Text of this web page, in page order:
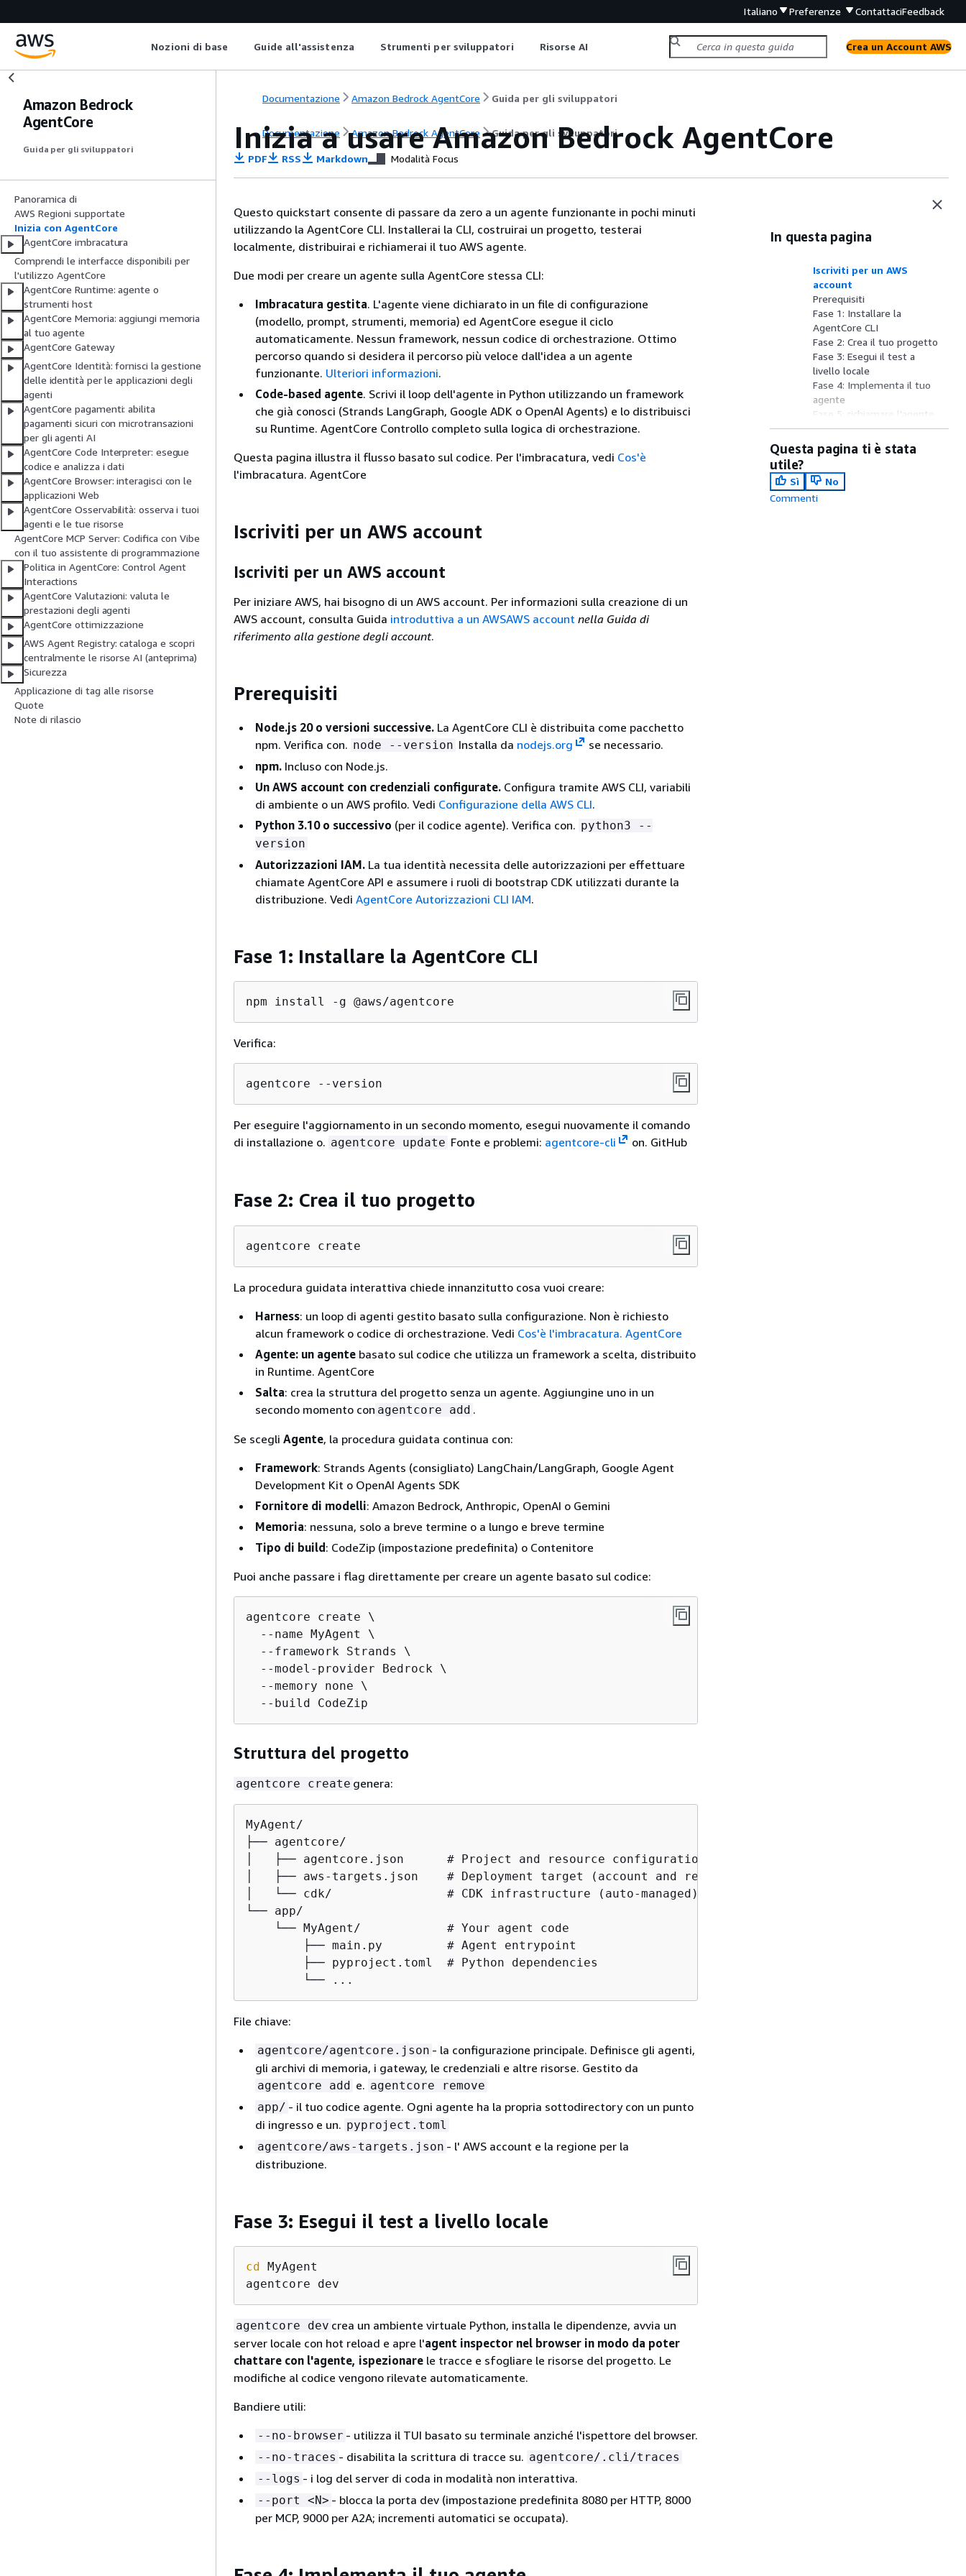
Italiano Preferenze ContattaciFeedback
Nozioni di base Guide all'assistenza Strumenti per sviluppatori Risorse AI Crea un Account AWS
Amazon Bedrock
AgentCore
Guida per gli sviluppatori
Panoramica di
AWS Regioni supportate
Inizia con AgentCore
AgentCore imbracatura
Comprendi le interfacce disponibili per
l'utilizzo AgentCore
AgentCore Runtime: agente o
strumenti host
AgentCore Memoria: aggiungi memoria
al tuo agente
AgentCore Gateway
AgentCore Identità: fornisci la gestione
delle identità per le applicazioni degli
agenti
AgentCore pagamenti: abilita
pagamenti sicuri con microtransazioni
per gli agenti AI
AgentCore Code Interpreter: esegue
codice e analizza i dati
AgentCore Browser: interagisci con le
applicazioni Web
AgentCore Osservabilità: osserva i tuoi
agenti e le tue risorse
AgentCore MCP Server: Codifica con Vibe
con il tuo assistente di programmazione
Politica in AgentCore: Control Agent
Interactions
AgentCore Valutazioni: valuta le
prestazioni degli agenti
AgentCore ottimizzazione
AWS Agent Registry: cataloga e scopri
centralmente le risorse AI (anteprima)
Sicurezza
Applicazione di tag alle risorse
Quote
Note di rilascio
Documentazione Amazon Bedrock AgentCore Guida per gli sviluppatori
Documentazione Amazon Bedrock AgentCore Guida per gli sviluppatori
Inizia a usare Amazon Bedrock AgentCore
PDF RSS Markdown Modalità Focus
Questo quickstart consente di passare da zero a un agente funzionante in pochi minuti
utilizzando la AgentCore CLI. Installerai la CLI, costruirai un progetto, testerai
localmente, distribuirai e richiamerai il tuo AWS agente.
Due modi per creare un agente sulla AgentCore stessa CLI:
Imbracatura gestita. L'agente viene dichiarato in un file di configurazione
(modello, prompt, strumenti, memoria) ed AgentCore esegue il ciclo
automaticamente. Nessun framework, nessun codice di orchestrazione. Ottimo
percorso quando si desidera il percorso più veloce dall'idea a un agente
funzionante. Ulteriori informazioni.
Code-based agente. Scrivi il loop dell'agente in Python utilizzando un framework
che già conosci (Strands LangGraph, Google ADK o OpenAI Agents) e lo distribuisci
su Runtime. AgentCore Controllo completo sulla logica di orchestrazione.
Questa pagina illustra il flusso basato sul codice. Per l'imbracatura, vedi Cos'è
l'imbracatura. AgentCore
Iscriviti per un AWS account
Iscriviti per un AWS account
Per iniziare AWS, hai bisogno di un AWS account. Per informazioni sulla creazione di un
AWS account, consulta Guida introduttiva a un AWSAWS account nella Guida di
riferimento alla gestione degli account.
Prerequisiti
Node.js 20 o versioni successive. La AgentCore CLI è distribuita come pacchetto
npm. Verifica con. node --version Installa da nodejs.org
se necessario.
npm. Incluso con Node.js.
Un AWS account con credenziali configurate. Configura tramite AWS CLI, variabili
di ambiente o un AWS profilo. Vedi Configurazione della AWS CLI.
Python 3.10 o successivo (per il codice agente). Verifica con. python3 --
version
Autorizzazioni IAM. La tua identità necessita delle autorizzazioni per effettuare
chiamate AgentCore API e assumere i ruoli di bootstrap CDK utilizzati durante la
distribuzione. Vedi AgentCore Autorizzazioni CLI IAM.
Fase 1: Installare la AgentCore CLI
npm install -g @aws/agentcore
Verifica:
agentcore --version
Per eseguire l'aggiornamento in un secondo momento, esegui nuovamente il comando
di installazione o. agentcore update Fonte e problemi: agentcore-cli on. GitHub
Fase 2: Crea il tuo progetto
agentcore create
La procedura guidata interattiva chiede innanzitutto cosa vuoi creare:
Harness: un loop di agenti gestito basato sulla configurazione. Non è richiesto
alcun framework o codice di orchestrazione. Vedi Cos'è l'imbracatura. AgentCore
Agente: un agente basato sul codice che utilizza un framework a scelta, distribuito
in Runtime. AgentCore
Salta: crea la struttura del progetto senza un agente. Aggiungine uno in un
secondo momento con agentcore add .
Se scegli Agente, la procedura guidata continua con:
Framework: Strands Agents (consigliato) LangChain/LangGraph, Google Agent
Development Kit o OpenAI Agents SDK
Fornitore di modelli: Amazon Bedrock, Anthropic, OpenAI o Gemini
Memoria: nessuna, solo a breve termine o a lungo e breve termine
Tipo di build: CodeZip (impostazione predefinita) o Contenitore
Puoi anche passare i flag direttamente per creare un agente basato sul codice:
agentcore create \
  --name MyAgent \
  --framework Strands \
  --model-provider Bedrock \
  --memory none \
  --build CodeZip
Struttura del progetto
agentcore create genera:
MyAgent/
├── agentcore/
│   ├── agentcore.json      # Project and resource configuration
│   ├── aws-targets.json    # Deployment target (account and region)
│   └── cdk/                # CDK infrastructure (auto-managed)
└── app/
    └── MyAgent/            # Your agent code
        ├── main.py         # Agent entrypoint
        ├── pyproject.toml  # Python dependencies
        └── ...
File chiave:
agentcore/agentcore.json - la configurazione principale. Definisce gli agenti,
gli archivi di memoria, i gateway, le credenziali e altre risorse. Gestito da
agentcore add e. agentcore remove
app/ - il tuo codice agente. Ogni agente ha la propria sottodirectory con un punto
di ingresso e un. pyproject.toml
agentcore/aws-targets.json - l' AWS account e la regione per la
distribuzione.
Fase 3: Esegui il test a livello locale
cd MyAgent
agentcore dev
agentcore dev crea un ambiente virtuale Python, installa le dipendenze, avvia un
server locale con hot reload e apre l'agent inspector nel browser in modo da poter
chattare con l'agente, ispezionare le tracce e sfogliare le risorse del progetto. Le
modifiche al codice vengono rilevate automaticamente.
Bandiere utili:
--no-browser - utilizza il TUI basato su terminale anziché l'ispettore del browser.
--no-traces - disabilita la scrittura di tracce su. agentcore/.cli/traces
--logs - i log del server di coda in modalità non interattiva.
--port <N> - blocca la porta dev (impostazione predefinita 8080 per HTTP, 8000
per MCP, 9000 per A2A; incrementi automatici se occupata).
In questa pagina
Iscriviti per un AWS
account
Prerequisiti
Fase 1: Installare la
AgentCore CLI
Fase 2: Crea il tuo progetto
Fase 3: Esegui il test a
livello locale
Fase 4: Implementa il tuo
agente
Fase 5: richiamare l'agente
distribuito
Aggiungi funzionalità al tuo
progetto
Visualizza registri e tracce
Eliminazione
Fasi successive
Questa pagina ti è stata
utile?
Sì
No
Commenti